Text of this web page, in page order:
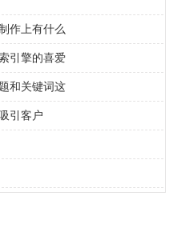
作上有什么
引擎的喜爱
和关键词这
引客户